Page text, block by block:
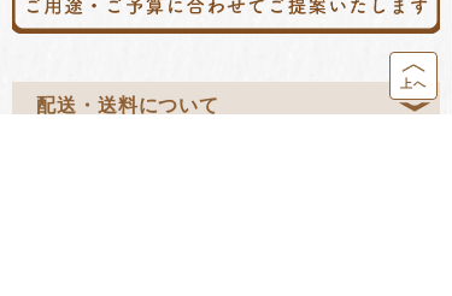
配送・送料について
上へ